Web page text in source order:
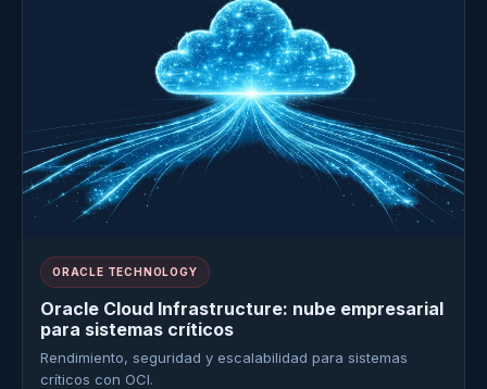
ORACLE TECHNOLOGY
Oracle Cloud Infrastructure: nube empresarial
para sistemas críticos
Rendimiento, seguridad y escalabilidad para sistemas
críticos con OCI.